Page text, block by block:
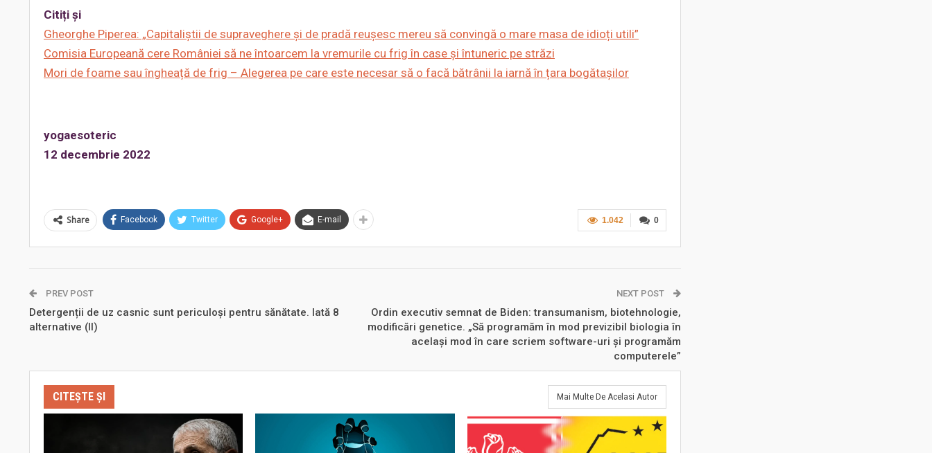
Citiți și
Gheorghe Piperea: „Capitaliștii de supraveghere și de pradă reușesc mereu să convingă o mare masa de idioți utili”
Comisia Europeană cere României să ne întoarcem la vremurile cu frig în case și întuneric pe străzi
Mori de foame sau îngheață de frig – Alegerea pe care este necesar să o facă bătrânii la iarnă în țara bogătașilor
yogaesoteric
12 decembrie 2022
0
1.042
Share Facebook Twitter Google+ E-mail
PREV POST
Detergenții de uz casnic sunt periculoși pentru sănătate. Iată 8
alternative (II)
NEXT POST
Ordin executiv semnat de Biden: transumanism, biotehnologie,
modificări genetice. „Să programăm în mod previzibil biologia în
același mod în care scriem software-uri și programăm
computerele”
CITEȘTE ȘI Mai Multe De Acelasi Autor